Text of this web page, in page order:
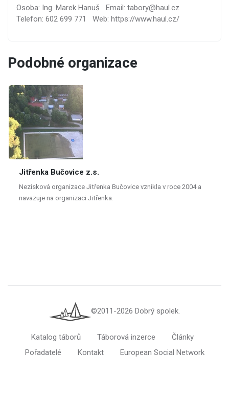
Osoba: Ing. Marek Hanuš
Email: tabory@haul.cz
Telefon: 602 699 771
Web: https://www.haul.cz/
Podobné organizace
Jitřenka Bučovice z.s.
Nezisková organizace Jitřenka Bučovice vznikla v roce 2004 a
navazuje na organizaci Jitřenka.
©2011-2026 Dobrý spolek.
Katalog táborů Táborová inzerce
Články
Pořadatelé
Kontakt European Social Network